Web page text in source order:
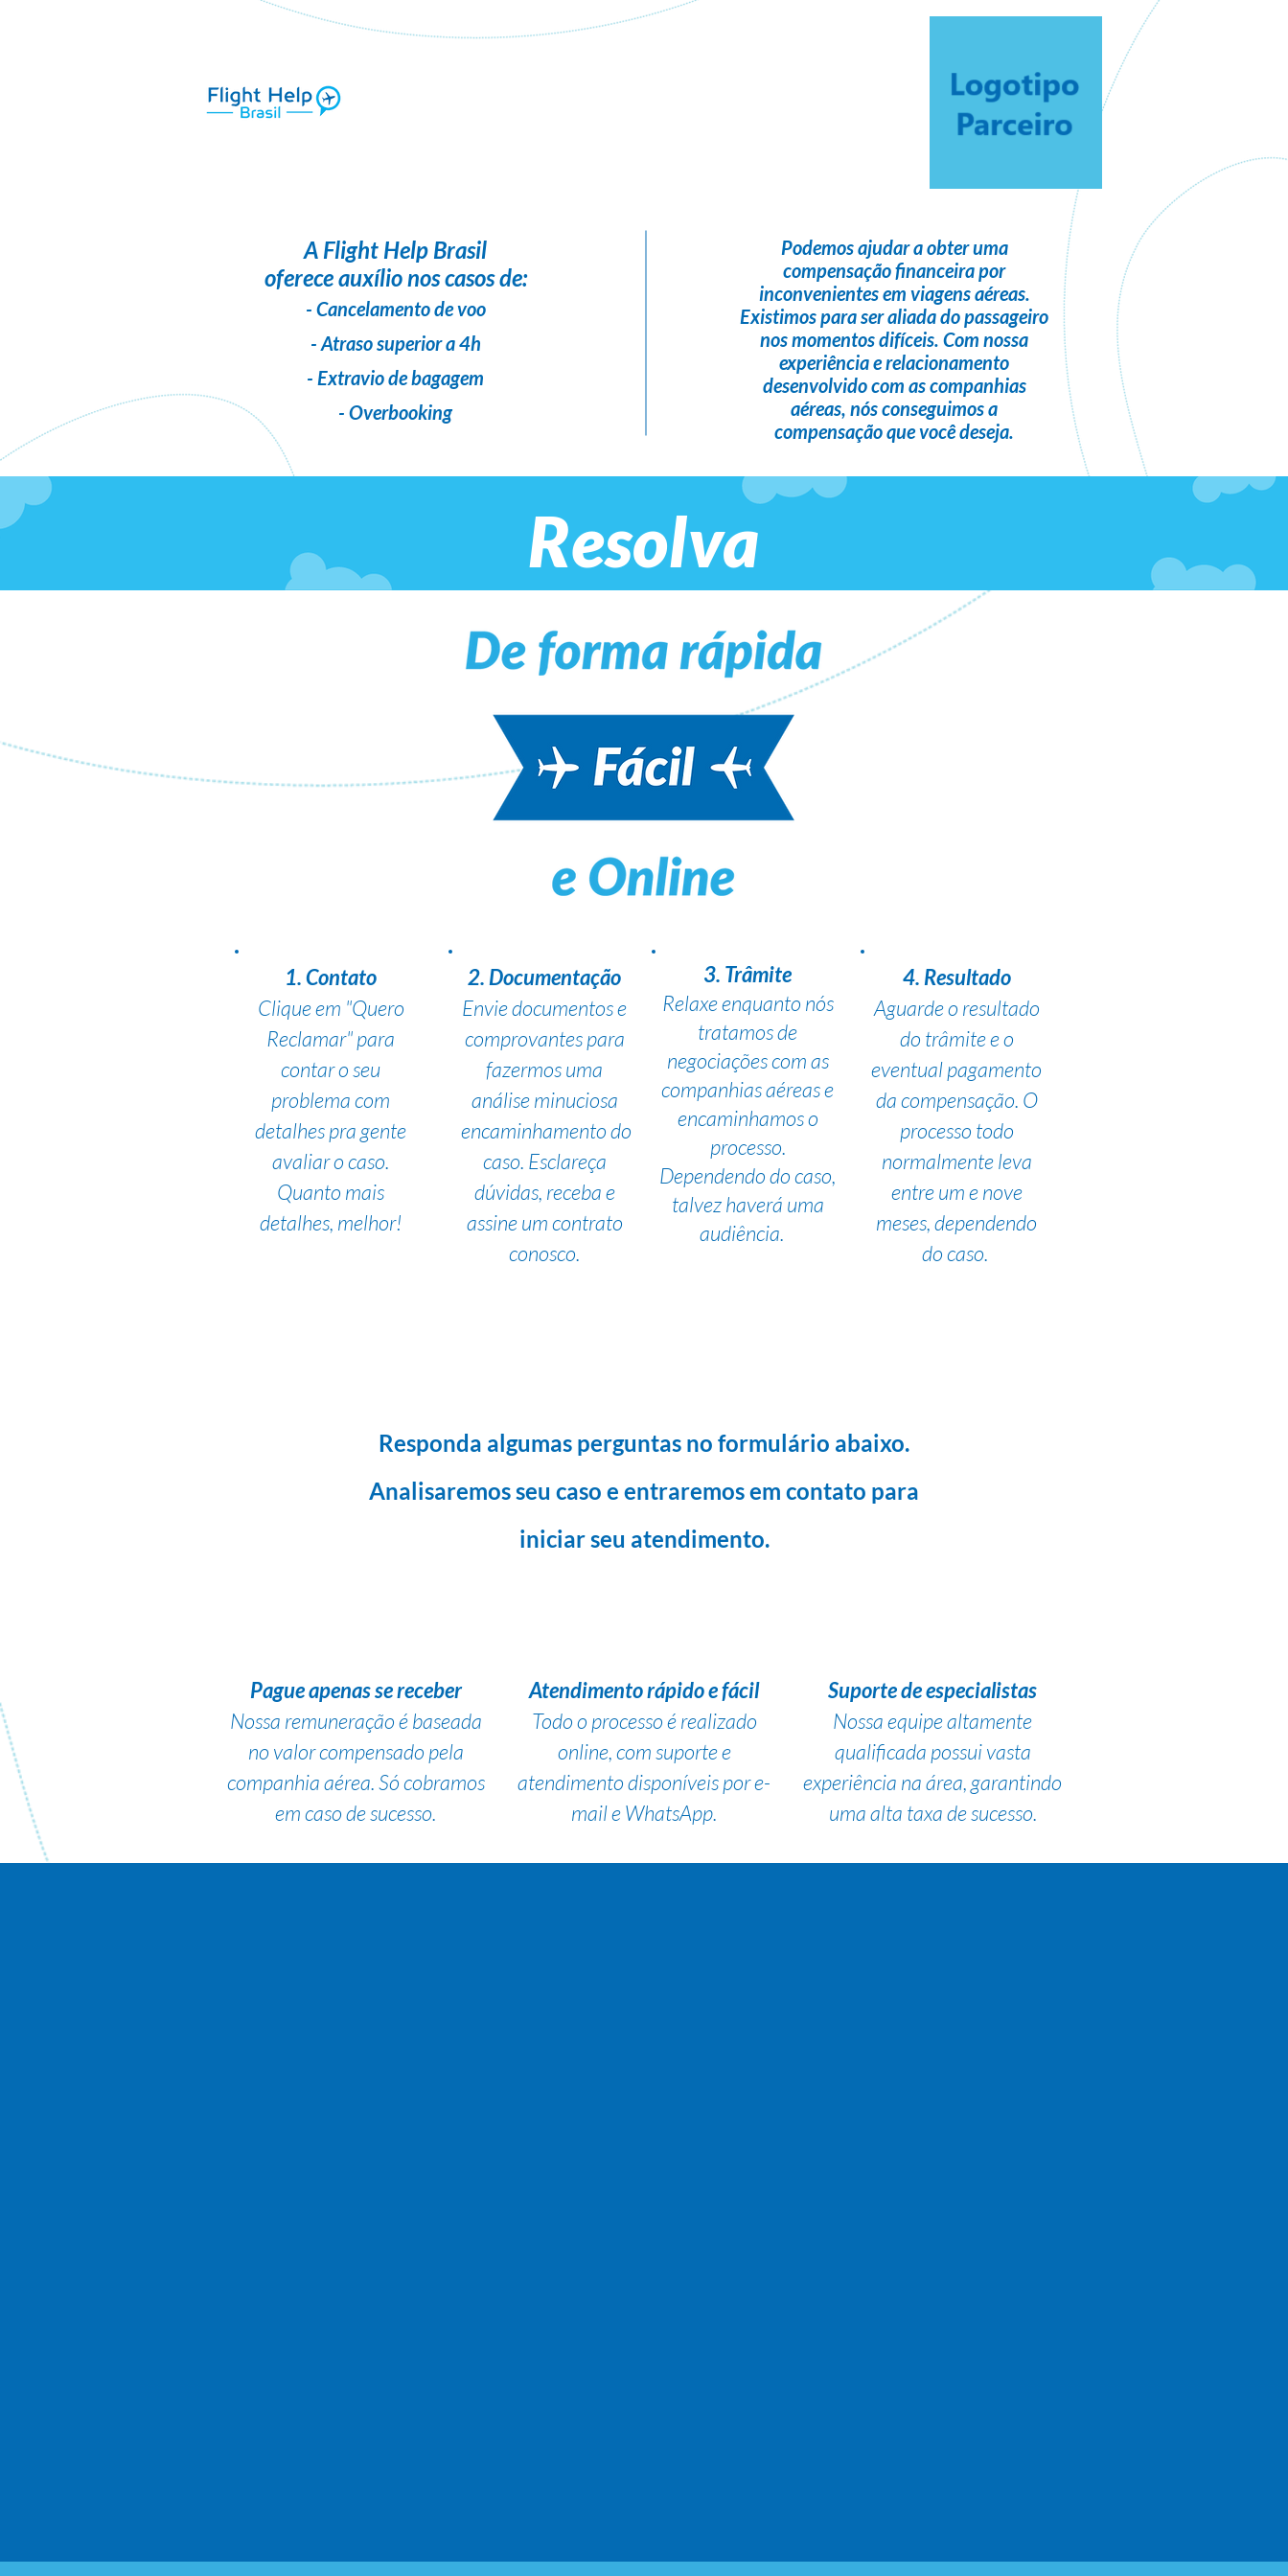
A Flight Help Brasil
oferece auxílio nos casos de:
- Cancelamento de voo
- Atraso superior a 4h
- Extravio de bagagem
- Overbooking
Podemos ajudar a obter uma
compensação financeirapor
inconvenientes em viagens aéreas.
Existimos para seraliada do passageiro
nos momentos difíceis. Com nossa
experiência e relacionamento
desenvolvido com as companhias
aéreas, nós conseguimos a
compensação que você deseja.
Resolva
1. Contato
Clique em "Quero
Reclamar" para
contar o seu
problema com
detalhes pra gente
avaliar o caso.
Quanto mais
detalhes, melhor!
2. Documentação
Envie documentos e
comprovantes para
fazermos uma
análise minuciosa
encaminhamento do
caso. Esclareça
dúvidas, receba e
assine um contrato
conosco.
3. Trâmite
Relaxe enquanto nós
tratamos de
negociações com as
companhias aéreas e
encaminhamos o
processo.
Dependendo do caso,
talvez haverá uma
audiência.
4. Resultado
Aguarde o resultado
do trâmite e o
eventual pagamento
da compensação. O
processo todo
normalmente leva
entre um e nove
meses, dependendo
do caso.
Responda algumas perguntas no formulário abaixo.
Analisaremos seu caso e entraremos em contato para
iniciar seu atendimento.
Pague apenas se receber
Nossa remuneração é baseada
no valor compensado pela
companhia aérea. Só cobramos
em caso de sucesso.
Atendimento rápido e fácil
Todo o processo é realizado
online, com suporte e
atendimento disponíveis por e-
mail e WhatsApp.
Suporte de especialistas
Nossa equipe altamente
qualificada possui vasta
experiência na área, garantindo
uma alta taxa de sucesso.